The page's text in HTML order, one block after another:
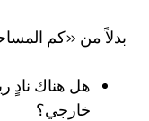
بدلاً من «كم
هل هناك نادٍ
خارجي؟